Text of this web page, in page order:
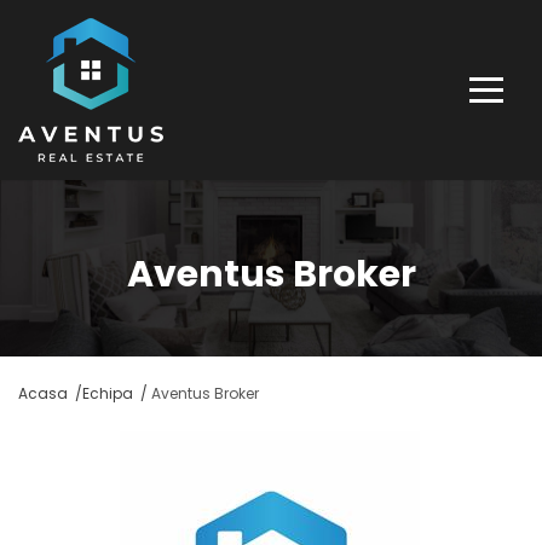
Aventus Broker
Acasa /Echipa / Aventus Broker